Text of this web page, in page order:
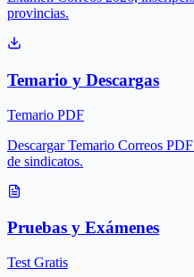
provincias.
Temario y Descargas
Temario PDF
Descargar Temario Correos
de sindicatos.
Pruebas y Exámenes
Test Gratis